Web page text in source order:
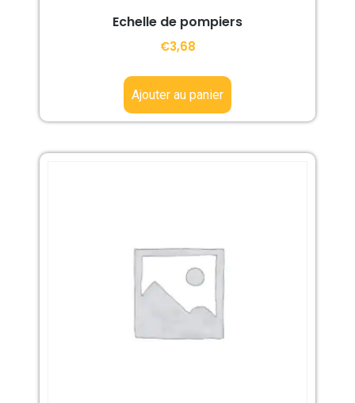
Echelle de pompiers
€3,68
Ajouter au panier